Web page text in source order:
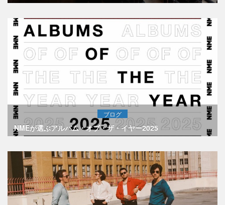
ブログ
NMEが選ぶアルバム・オブ・ザ・イヤー2025